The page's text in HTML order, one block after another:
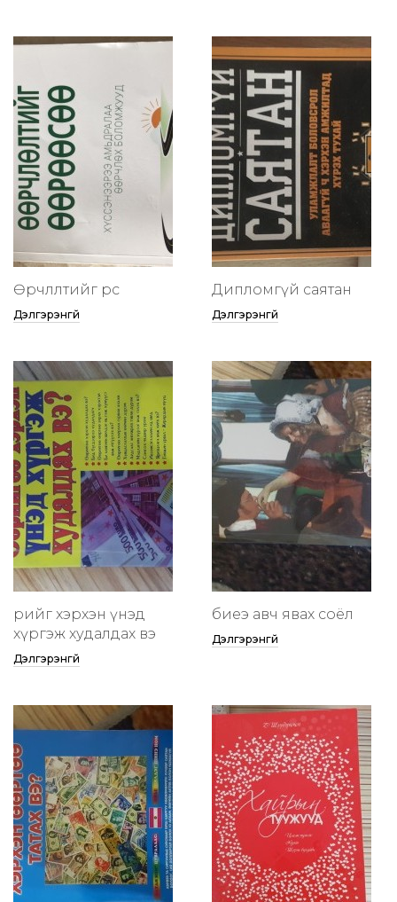
Өөрчлөлтийг өөрөөсөө
Дэлгэрэнгүй
Дипломгүй саятан
Дэлгэрэнгүй
өөрийгөө хэрхэн үнэд
хүргэж худалдах вэ
Дэлгэрэнгүй
биеэ авч явах соёл
Дэлгэрэнгүй